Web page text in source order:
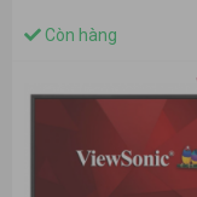
Còn hàng